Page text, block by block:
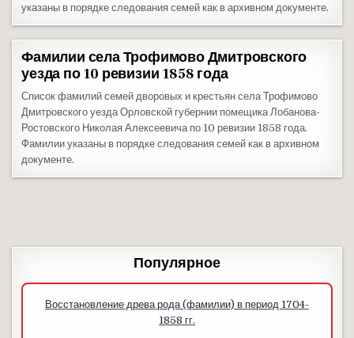
указаны в порядке следования семей как в архивном документе.
Фамилии села Трофимово Дмитровского
уезда по 10 ревизии 1858 года
Список фамилий семей дворовых и крестьян села Трофимово
Дмитровского уезда Орловской губернии помещика Лобанова-
Ростовского Николая Алексеевича по 10 ревизии 1858 года.
Фамилии указаны в порядке следования семей как в архивном
документе.
Популярное
Восстановление древа рода (фамилии) в период 1704-
1858 гг.